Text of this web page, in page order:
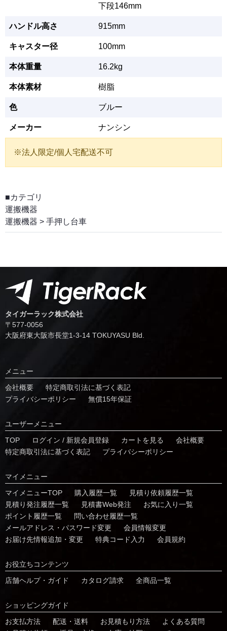
下段146mm
ハンドル高さ 915mm
キャスター径 100mm
本体重量 16.2kg
本体素材 樹脂
色 ブルー
メーカー ナンシン
※法人限定/個人宅配送不可
■カテゴリ
運搬機器
運搬機器 > 手押し台車
タイガーラック株式会社
〒577-0056
⼤阪府東⼤阪市⻑堂1-3-14 TOKUYASU Bld.
メニュー
会社概要
特定商取引法に基づく表記
プライバシーポリシー
無償15年保証
ユーザーメニュー
TOP
ログイン / 新規会員登録 カートを見る
会社概要
特定商取引法に基づく表記
プライバシーポリシー
マイメニュー
マイメニューTOP
購入履歴一覧
⾒積り依頼履歴⼀覧
⾒積り発注履歴⼀覧
見積書Web発注
お気に⼊り⼀覧
ポイント履歴⼀覧
問い合わせ履歴⼀覧
メールアドレス・パスワード変更
会員情報変更
お届け先情報追加・変更
特典コード⼊⼒ 会員規約
お役⽴ちコンテンツ
店舗ヘルプ・ガイド
カタログ請求 全商品一覧
ショッピングガイド
お⽀払⽅法
配送・送料 お見積もり方法
よくある質問